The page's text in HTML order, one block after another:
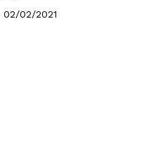
02/02/2021